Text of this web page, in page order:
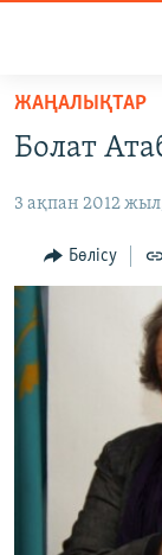
Skip
main
Skip
Navigation
Skip
to
Search
AZATTYQTV
ҚАҢТАР
АДАМ
ӘЛЕУМЕТ
ӘЛЕМ
АРНАЙЫ
Русский
ЖАЗЫЛЫҢЫЗ
ЖАҢАЛЫҚТАР
Болат
3 ақпан 2012
Бөлісу